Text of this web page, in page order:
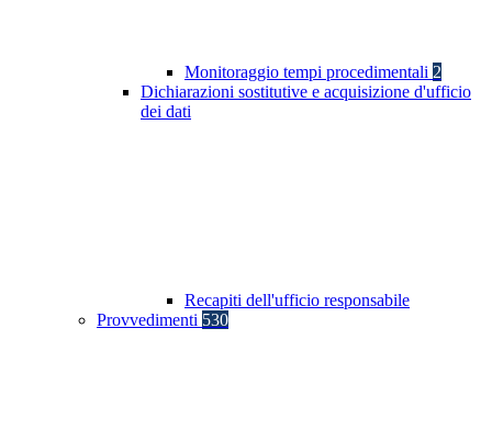
Monitoraggio tempi procedimentali 2
Dichiarazioni sostitutive e acquisizione d'ufficio
dei dati
Recapiti dell'ufficio responsabile
Provvedimenti 530